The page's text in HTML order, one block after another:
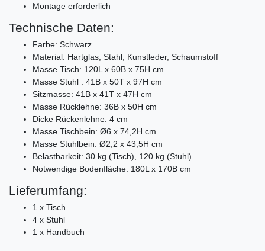
Montage erforderlich
Technische Daten:
Farbe: Schwarz
Material: Hartglas, Stahl, Kunstleder, Schaumstoff
Masse Tisch: 120L x 60B x 75H cm
Masse Stuhl : 41B x 50T x 97H cm
Sitzmasse: 41B x 41T x 47H cm
Masse Rücklehne: 36B x 50H cm
Dicke Rückenlehne: 4 cm
Masse Tischbein: Ø6 x 74,2H cm
Masse Stuhlbein: Ø2,2 x 43,5H cm
Belastbarkeit: 30 kg (Tisch), 120 kg (Stuhl)
Notwendige Bodenfläche: 180L x 170B cm
Lieferumfang:
1 x Tisch
4 x Stuhl
1 x Handbuch